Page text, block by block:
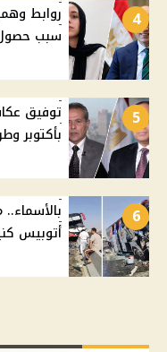
4
روابط
سبب حصول ريم
5
بأكتوبر
6
أتوبيس